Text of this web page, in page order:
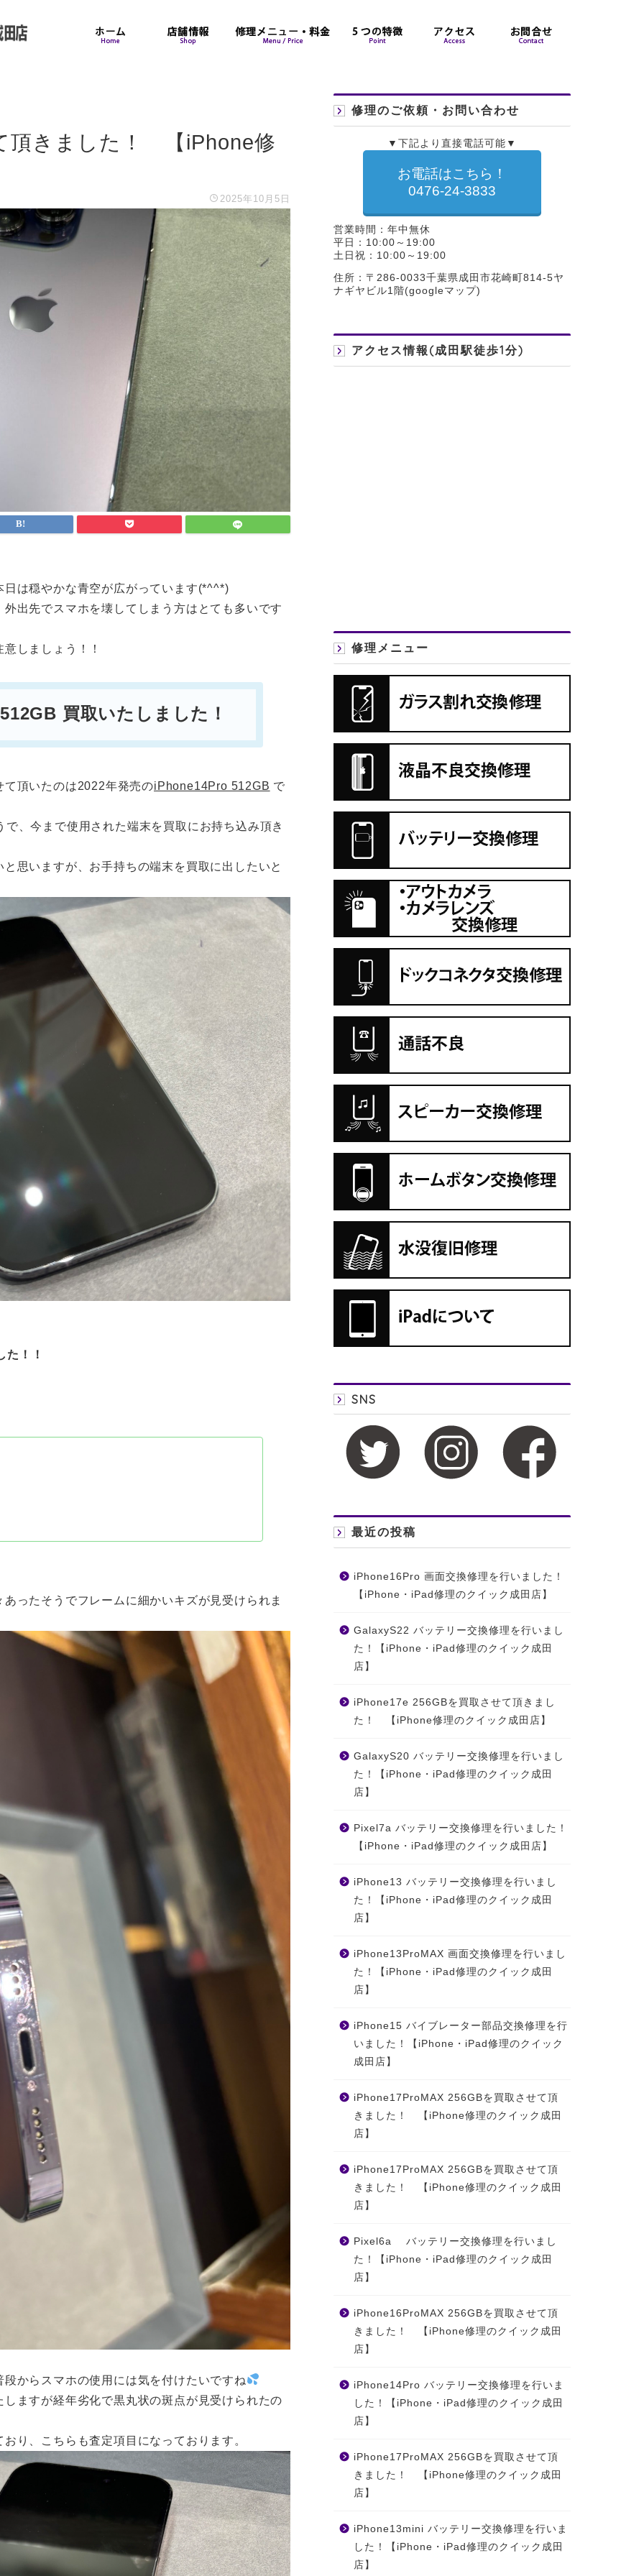
頂きました！ 【iPhone修
2025年10月5日
は穏やかな青空が広がっています(*^^*)
出先でスマホを壊してしまう方はとても多いです
しましょう！！
買取いたしました！
頂いたのは2022年発売のiPhone14Pro 512GB で
、今まで使用された端末を買取にお持ち込み頂き
思いますが、お手持ちの端末を買取に出したいと
た！！
ったそうでフレームに細かいキズが見受けられま
からスマホの使用には気を付けたいですね
ますが経年劣化で黒丸状の斑点が見受けられたの
り、こちらも査定項目になっております。
修理のご依頼・お問い合わせ
▼下記より直接電話可能▼
お電話はこちら！
0476-24-3833
営業時間：年中無休
平日：10:00～19:00
土日祝：10:00～19:00
住所：〒286-0033千葉県成田市花崎町814-5ヤ
ナギヤビル1階(googleマップ)
アクセス情報(成田駅徒歩1分)
修理メニュー
SNS
最近の投稿
iPhone16Pro 画面交換修理を行いました！
【iPhone・iPad修理のクイック成田店】
GalaxyS22 バッテリー交換修理を行いまし
た！【iPhone・iPad修理のクイック成田
店】
iPhone17e 256GBを買取させて頂きまし
た！ 【iPhone修理のクイック成田店】
GalaxyS20 バッテリー交換修理を行いまし
た！【iPhone・iPad修理のクイック成田
店】
Pixel7a バッテリー交換修理を行いました！
【iPhone・iPad修理のクイック成田店】
iPhone13 バッテリー交換修理を行いまし
た！【iPhone・iPad修理のクイック成田
店】
iPhone13ProMAX 画面交換修理を行いまし
た！【iPhone・iPad修理のクイック成田
店】
iPhone15 バイブレーター部品交換修理を行
いました！【iPhone・iPad修理のクイック
成田店】
iPhone17ProMAX 256GBを買取させて頂
きました！ 【iPhone修理のクイック成田
店】
iPhone17ProMAX 256GBを買取させて頂
きました！ 【iPhone修理のクイック成田
店】
Pixel6a バッテリー交換修理を行いまし
た！【iPhone・iPad修理のクイック成田
店】
iPhone16ProMAX 256GBを買取させて頂
きました！ 【iPhone修理のクイック成田
店】
iPhone14Pro バッテリー交換修理を行いま
した！【iPhone・iPad修理のクイック成田
店】
iPhone17ProMAX 256GBを買取させて頂
きました！ 【iPhone修理のクイック成田
店】
iPhone13mini バッテリー交換修理を行いま
した！【iPhone・iPad修理のクイック成田
店】